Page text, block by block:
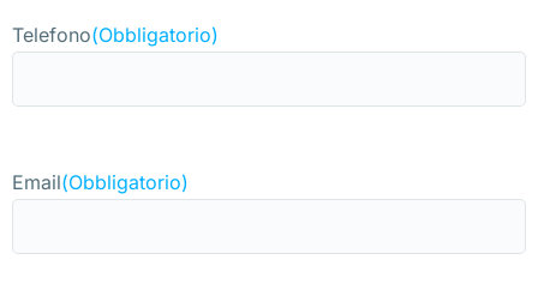
Telefono(Obbligatorio)
Email(Obbligatorio)